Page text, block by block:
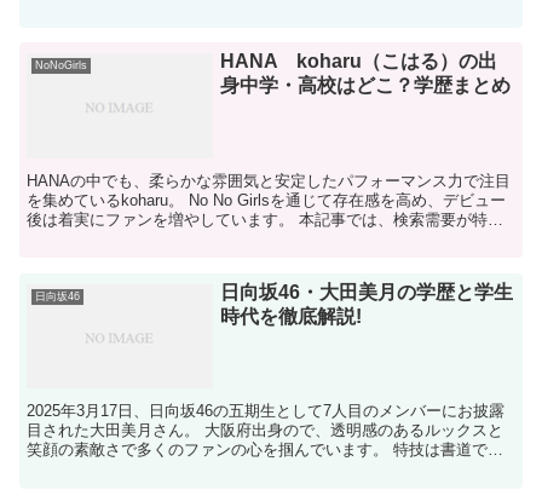
NoNoGirls
HANA koharu（こはる）の出
身中学・高校はどこ？学歴まとめ
HANAの中でも、柔らかな雰囲気と安定したパフォーマンス力で注目
を集めているkoharu。 No No Girlsを通じて存在感を高め、デビュー
後は着実にファンを増やしています。 本記事では、検索需要が特に
日向坂46
日向坂46・大田美月の学歴と学生
時代を徹底解説!
2025年3月17日、日向坂46の五期生として7人目のメンバーにお披露
目された大田美月さん。 大阪府出身ので、透明感のあるルックスと
笑顔の素敵さで多くのファンの心を掴んでいます。 特技は書道で、